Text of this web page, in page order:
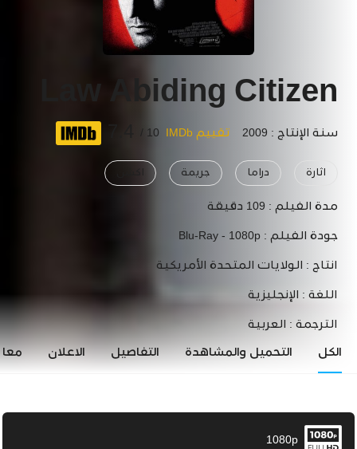
Law Abiding Citizen
سنة الإنتاج : 2009 تقييم IMDb 10 /
اثارة دراما جريمة
مدة الفيلم : 109 دقيقة
جودة الفيلم : Blu-Ray - 1080p
انتاج : الولايات المتحدة الأمريكية
اللغة : الإنجليزية
الترجمة : العربية
الكل التحميل والمشاهدة التفاصيل الاعلان
1080p